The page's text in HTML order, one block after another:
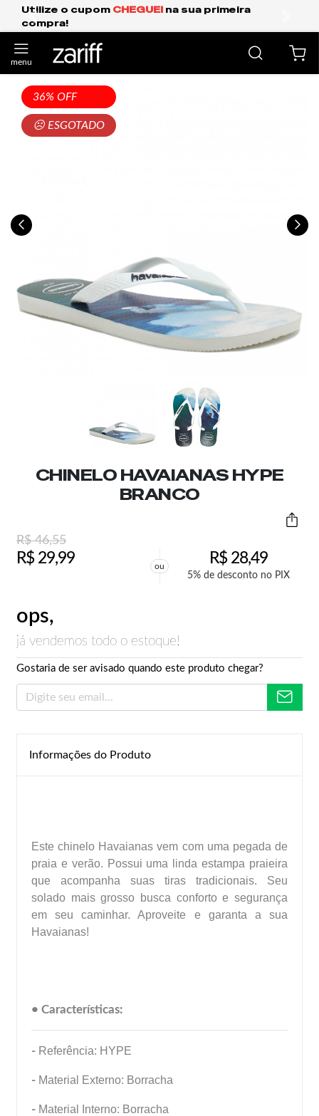
na sua primeira Frete Grátis Expresso
anterior
36% OFF
☹ ESGOTADO
CHINELO HAVAIANAS HYPE
BRANCO
R$46,55
R$29,99 ou R$28,49
5% de desconto no PIX
ops,
já vendemos todo o estoque!
Gostaria de ser avisado quando este produto chegar?
Informações do Produto
Este chinelo Havaianas vem com uma pegada de
praia e verão. Possui uma linda estampa praieira
que acompanha suas tiras tradicionais. Seu
solado mais grosso busca conforto e segurança
em seu caminhar. Aproveite e garanta a sua
Havaianas!
• Características:
- Referência: HYPE
- Material Externo: Borracha
- Material Interno: Borracha